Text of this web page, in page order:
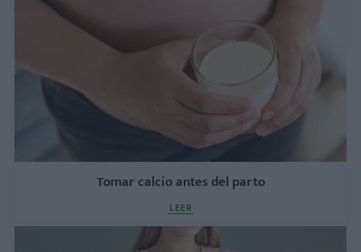
Tomar calcio antes del parto
LEER